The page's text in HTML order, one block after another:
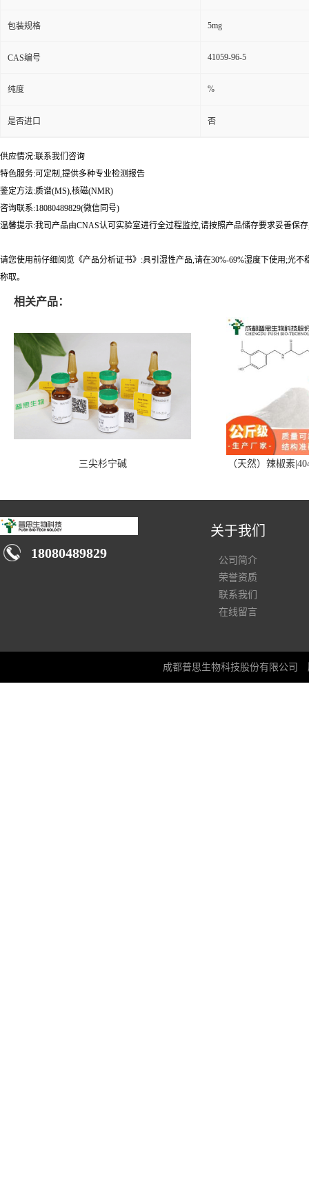
包装规格 5mg
CAS编号 41059-96-5
纯度 %
是否进口 否
供应情况:联系我们咨询
特色服务:可定制,提供多种专业检测报告
鉴定方法:质谱(MS),核磁(NMR)
咨询联系:18080489829(微信同号)
温馨提示:我司产品由CNAS认可实验室进行全过程监控,请按照产品储存要求妥善保
请您使用前仔细阅览《产品分析证书》:具引湿性产品,请在30%-69%湿度下使用;光
称取。
相关产品：
三尖杉宁碱 （天然）辣椒素
18080489829
关于我们
公司简介
荣誉资质
联系我们
在线留言
成都普思生物科技股份有限公司